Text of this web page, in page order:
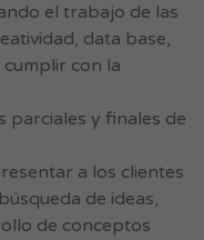
el trabajo de las
data base,
con la
parciales y finales de
a los clientes
de ideas,
de conceptos